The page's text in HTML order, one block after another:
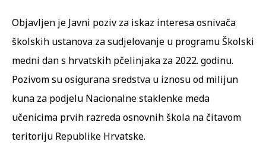
Objavljen je Javni poziv za iskaz interesa osnivača
školskih ustanova za sudjelovanje u programu Školski
medni dan s hrvatskih pčelinjaka za 2022. godinu.
Pozivom su osigurana sredstva u iznosu od milijun
kuna za podjelu Nacionalne staklenke meda
učenicima prvih razreda osnovnih škola na čitavom
teritoriju Republike Hrvatske.